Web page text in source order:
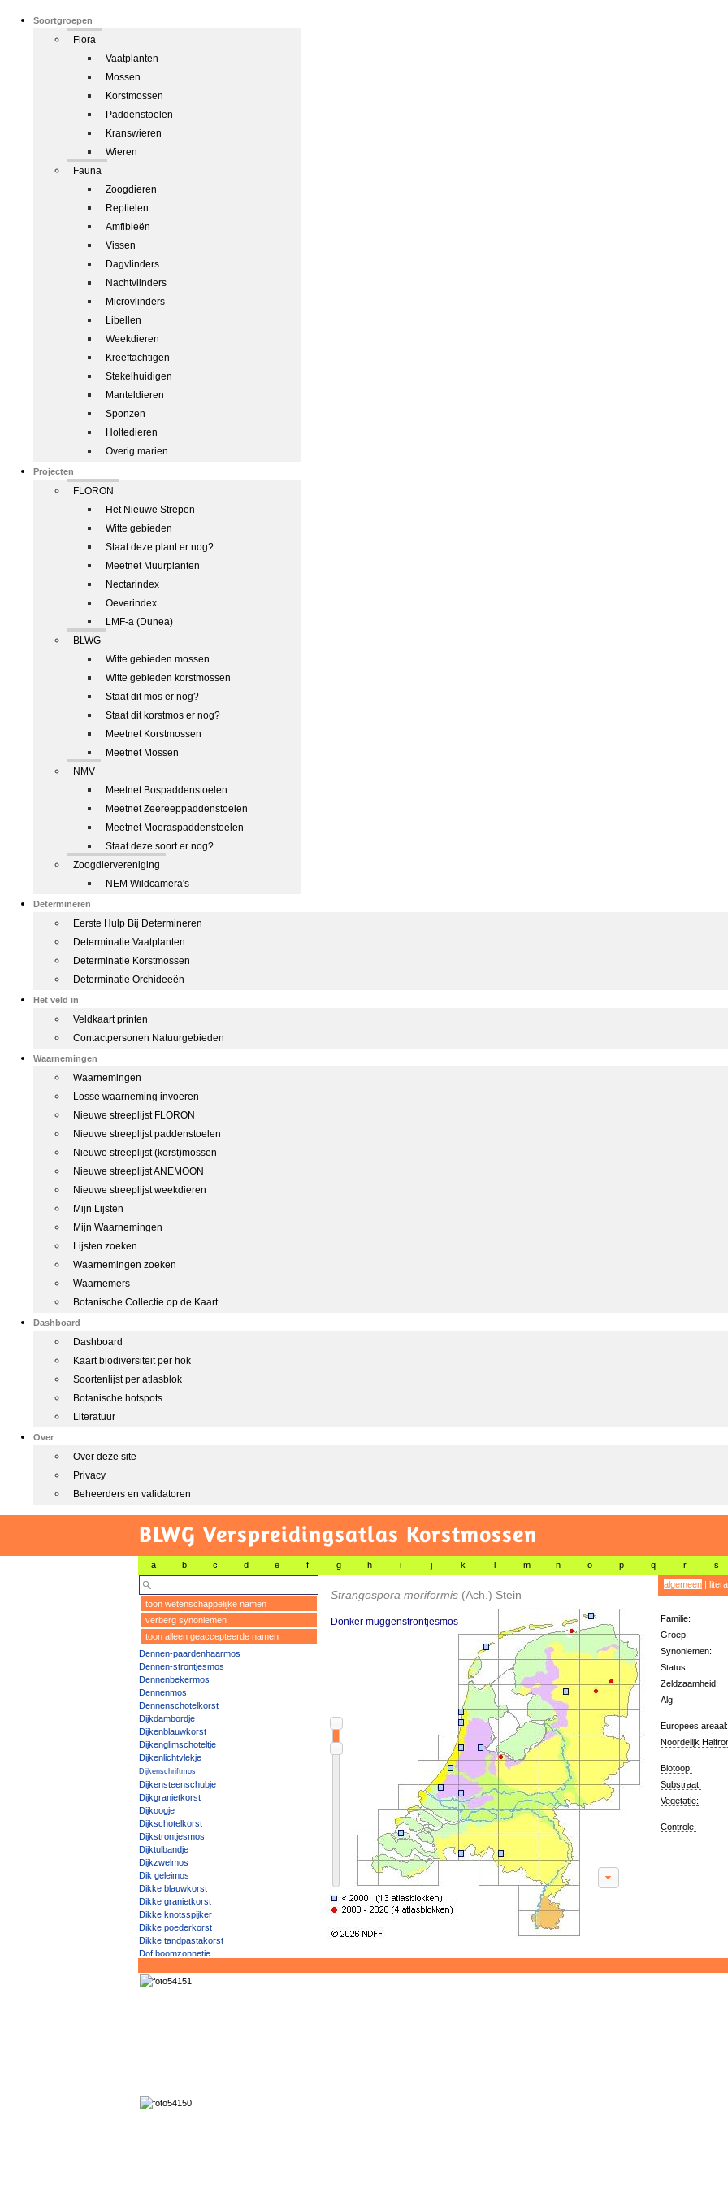
Soortgroepen
Flora
Vaatplanten
Mossen
Korstmossen
Paddenstoelen
Kranswieren
Wieren
Fauna
Zoogdieren
Reptielen
Amfibieën
Vissen
Dagvlinders
Nachtvlinders
Microvlinders
Libellen
Weekdieren
Kreeftachtigen
Stekelhuidigen
Manteldieren
Sponzen
Holtedieren
Overig marien
Projecten
FLORON
Het Nieuwe Strepen
Witte gebieden
Staat deze plant er nog?
Meetnet Muurplanten
Nectarindex
Oeverindex
LMF-a (Dunea)
BLWG
Witte gebieden mossen
Witte gebieden korstmossen
Staat dit mos er nog?
Staat dit korstmos er nog?
Meetnet Korstmossen
Meetnet Mossen
NMV
Meetnet Bospaddenstoelen
Meetnet Zeereeppaddenstoelen
Meetnet Moeraspaddenstoelen
Staat deze soort er nog?
Zoogdiervereniging
NEM Wildcamera's
Determineren
Eerste Hulp Bij Determineren
Determinatie Vaatplanten
Determinatie Korstmossen
Determinatie Orchideeën
Het veld in
Veldkaart printen
Contactpersonen Natuurgebieden
Waarnemingen
Waarnemingen
Losse waarneming invoeren
Nieuwe streeplijst FLORON
Nieuwe streeplijst paddenstoelen
Nieuwe streeplijst (korst)mossen
Nieuwe streeplijst ANEMOON
Nieuwe streeplijst weekdieren
Mijn Lijsten
Mijn Waarnemingen
Lijsten zoeken
Waarnemingen zoeken
Waarnemers
Botanische Collectie op de Kaart
Dashboard
Dashboard
Kaart biodiversiteit per hok
Soortenlijst per atlasblok
Botanische hotspots
Literatuur
Over
Over deze site
Privacy
Beheerders en validatoren
BLWG Verspreidingsatlas Korstmossen
a b c d e f g h i j k l m n o p q r s
toon wetenschappelijke namen
verberg synoniemen
toon alleen geaccepteerde namen
Dennen-paardenhaarmos
Dennen-strontjesmos
Dennenbekermos
Dennenmos
Dennenschotelkorst
Dijkdambordje
Dijkenblauwkorst
Dijkenglimschoteltje
Dijkenlichtvlekje
Dijkenschriftmos
Dijkensteenschubje
Dijkgranietkorst
Dijkoogje
Dijkschotelkorst
Dijkstrontjesmos
Dijktulbandje
Dijkzwelmos
Dik geleimos
Dikke blauwkorst
Dikke granietkorst
Dikke knotsspijker
Dikke poederkorst
Dikke tandpastakorst
Dof boomzonnetje
Donker boerenkoolmos
Donkere bomenmos
Donkere boomspiraalkorst
Strangospora moriformis (Ach.) Stein
Donker muggenstrontjesmos
algemeen|
Familie:
Groep:
Synoniemen:
Status:
Zeldzaamheid:
Alg:
Europees areaal:
Noordelijk
Biotoop:
Substraat:
Vegetatie:
Controle: